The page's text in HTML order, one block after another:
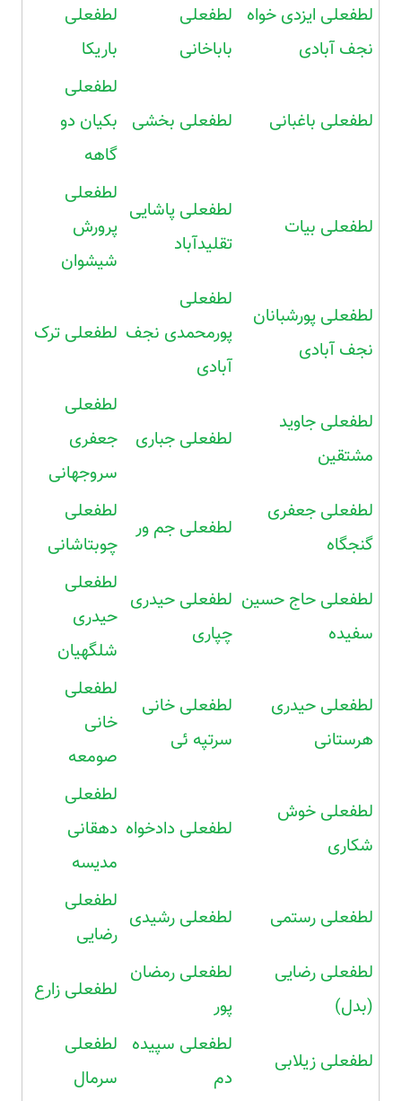
لطفعلی ایزدی خواه
نجف آبادی
لطفعلی
باباخانی
لطفعلی
باریکا
لطفعلی باغبانی لطفعلی بخشی
لطفعلی
بکیان دو
گاهه
لطفعلی بیات
لطفعلی پاشایی
تقلیدآباد
لطفعلی
پرورش
شیشوان
لطفعلی پورشبانان
نجف آبادی
لطفعلی
پورمحمدی نجف
آبادی
لطفعلی ترک
لطفعلی جاوید
مشتقین
لطفعلی جباری
لطفعلی
جعفری
سروجهانی
لطفعلی جعفری
گنجگاه
لطفعلی جم ور
لطفعلی
چوبتاشانی
لطفعلی حاج حسین
سفیده
لطفعلی حیدری
چپاری
لطفعلی
حیدری
شلگهیان
لطفعلی حیدری
هرستانی
لطفعلی خانی
سرتپه ئی
لطفعلی
خانی
صومعه
لطفعلی خوش
شکاری
لطفعلی دادخواه
لطفعلی
دهقانی
مدیسه
لطفعلی رستمی لطفعلی رشیدی
لطفعلی
رضایی
لطفعلی رضایی
(بدل)
لطفعلی رمضان
پور
لطفعلی زارع
لطفعلی زیلابی
لطفعلی سپیده
دم
لطفعلی
سرمال